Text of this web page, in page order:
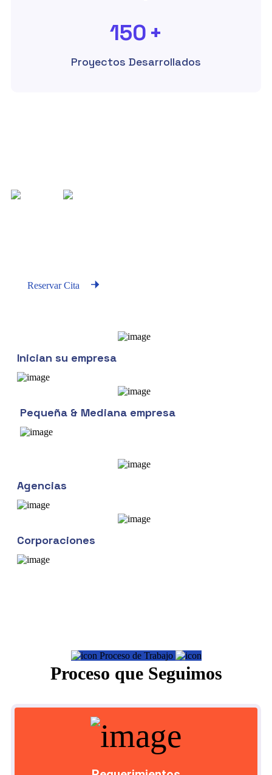
150+
Proyectos Desarrollados
Reservar Cita
Inician su empresa
Pequeña & Mediana empresa
Agencias
Corporaciones
Proceso de Trabajo
Proceso que Seguimos